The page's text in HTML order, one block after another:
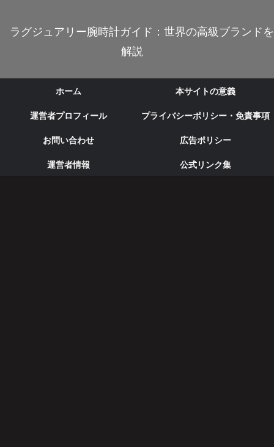
ラグジュアリー腕時計ガイド：世界の高級ブランドを
解説
ホーム
本サイトの意義
運営者プロフィール
プライバシーポリシー・免責事項
お問い合わせ
広告ポリシー
運営者情報
公式リンク集